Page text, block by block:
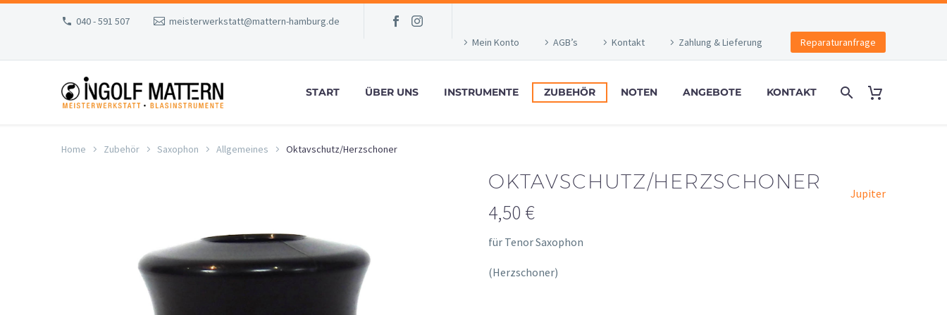
040 - 591 507
meisterwerkstatt@mattern-hamburg.de
Mein Konto
AGB’s Kontakt Zahlung & Lieferung Reparaturanfrage
START ÜBER UNS INSTRUMENTE ZUBEHÖR NOTEN ANGEBOTE KONTAKT
Home Zubehör Saxophon Allgemeines Oktavschutz/Herzschoner
OKTAVSCHUTZ/HERZSCHONER
Jupiter
4,50 €
für Tenor Saxophon
(Herzschoner)